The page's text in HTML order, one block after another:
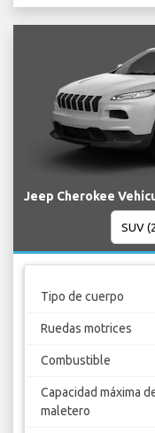
Jeep Cherokee
Tipo de cuerpo
Ruedas motrices
Combustible
Capacidad máxima
maletero